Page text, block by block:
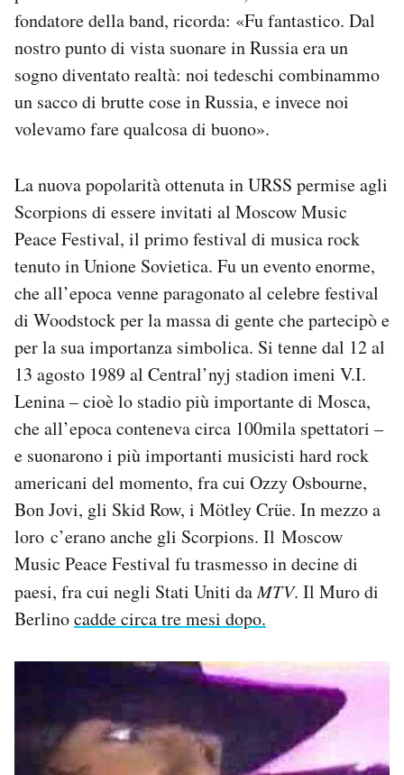
fondatore della band, ricorda: «Fu fantastico. Dal
nostro punto di vista suonare in Russia era un
sogno diventato realtà: noi tedeschi combinammo
un sacco di brutte cose in Russia, e invece noi
volevamo fare qualcosa di buono».
La nuova popolarità ottenuta in URSS permise agli
Scorpions di essere invitati al Moscow Music
Peace Festival, il primo festival di musica rock
tenuto in Unione Sovietica. Fu un evento enorme,
che all’epoca venne paragonato al celebre festival
di Woodstock per la massa di gente che partecipò e
per la sua importanza simbolica. Si tenne dal 12 al
13 agosto 1989 al Central’nyj stadion imeni V.I.
Lenina – cioè lo stadio più importante di Mosca,
che all’epoca conteneva circa 100mila spettatori –
e suonarono i più importanti musicisti hard rock
americani del momento, fra cui Ozzy Osbourne,
Bon Jovi, gli Skid Row, i Mötley Crüe. In mezzo a
loro c’erano anche gli Scorpions. Il Moscow
Music Peace Festival fu trasmesso in decine di
paesi, fra cui negli Stati Uniti daMTV. Il Muro di
Berlinocadde circa tre mesi dopo.